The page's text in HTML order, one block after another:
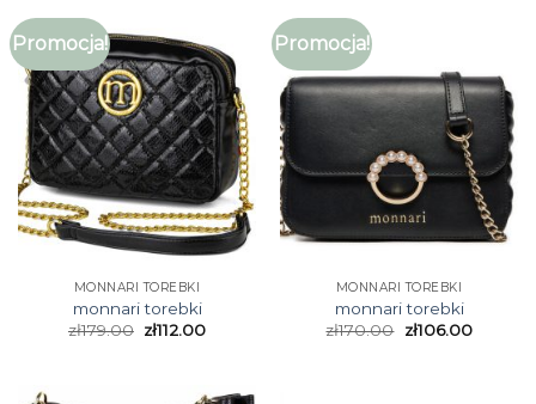
Promocja!
MONNARI TOREBKI
monnari torebki
zł179.00 zł112.00
Promocja!
MONNARI TOREBKI
monnari torebki
zł170.00 zł106.00